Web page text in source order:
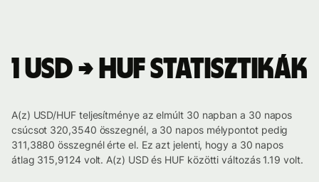
1 USD → HUF statisztikák
A(z) USD/HUF teljesítménye az elmúlt 30 napban a 30 napos
csúcsot 320,3540 összegnél, a 30 napos mélypontot pedig
311,3880 összegnél érte el. Ez azt jelenti, hogy a 30 napos
átlag 315,9124 volt. A(z) USD és HUF közötti változás 1.19 volt.